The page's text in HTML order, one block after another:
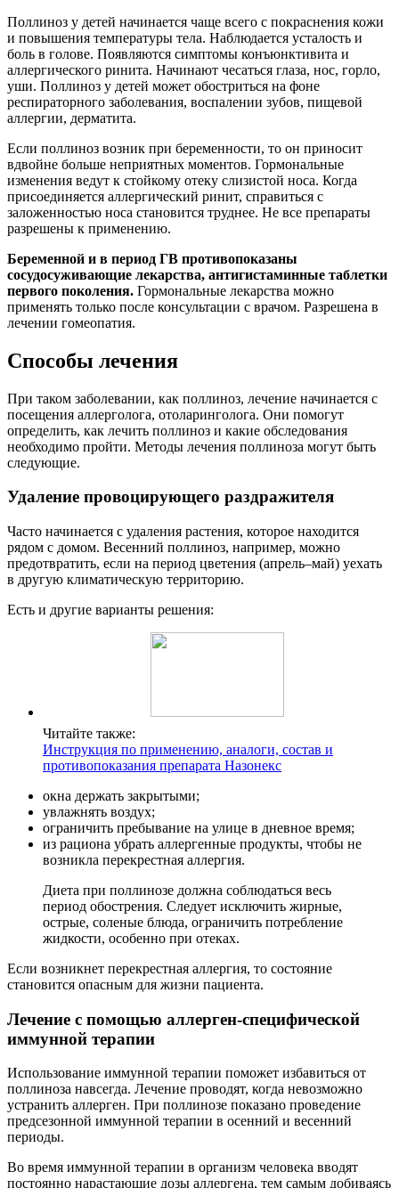
Поллиноз у детей начинается чаще всего с покраснения кожи
и повышения температуры тела. Наблюдается усталость и
боль в голове. Появляются симптомы конъюнктивита и
аллергического ринита. Начинают чесаться глаза, нос, горло,
уши. Поллиноз у детей может обостриться на фоне
респираторного заболевания, воспалении зубов, пищевой
аллергии, дерматита.
Если поллиноз возник при беременности, то он приносит
вдвойне больше неприятных моментов. Гормональные
изменения ведут к стойкому отеку слизистой носа. Когда
присоединяется аллергический ринит, справиться с
заложенностью носа становится труднее. Не все препараты
разрешены к применению.
Беременной и в период ГВ противопоказаны
сосудосуживающие лекарства, антигистаминные таблетки
первого поколения. Гормональные лекарства можно
применять только после консультации с врачом. Разрешена в
лечении гомеопатия.
Способы лечения
При таком заболевании, как поллиноз, лечение начинается с
посещения аллерголога, отоларинголога. Они помогут
определить, как лечить поллиноз и какие обследования
необходимо пройти. Методы лечения поллиноза могут быть
следующие.
Удаление провоцирующего раздражителя
Часто начинается с удаления растения, которое находится
рядом с домом. Весенний поллиноз, например, можно
предотвратить, если на период цветения (апрель–май) уехать
в другую климатическую территорию.
Есть и другие варианты решения:
Читайте также:
Инструкция по применению, аналоги, состав и
противопоказания препарата Назонекс
окна держать закрытыми;
увлажнять воздух;
ограничить пребывание на улице в дневное время;
из рациона убрать аллергенные продукты, чтобы не
возникла перекрестная аллергия.
Диета при поллинозе должна соблюдаться весь
период обострения. Следует исключить жирные,
острые, соленые блюда, ограничить потребление
жидкости, особенно при отеках.
Если возникнет перекрестная аллергия, то состояние
становится опасным для жизни пациента.
Лечение с помощью аллерген-специфической
иммунной терапии
Использование иммунной терапии поможет избавиться от
поллиноза навсегда. Лечение проводят, когда невозможно
устранить аллерген. При поллинозе показано проведение
предсезонной иммунной терапии в осенний и весенний
периоды.
Во время иммунной терапии в организм человека вводят
постоянно нарастающие дозы аллергена, тем самым добиваясь